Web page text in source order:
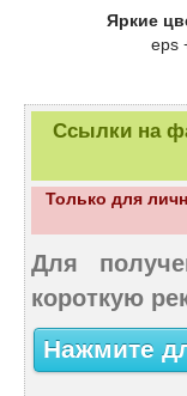
Яркие
eps
Ссылки на
Только для
Для
короткую
Нажмите